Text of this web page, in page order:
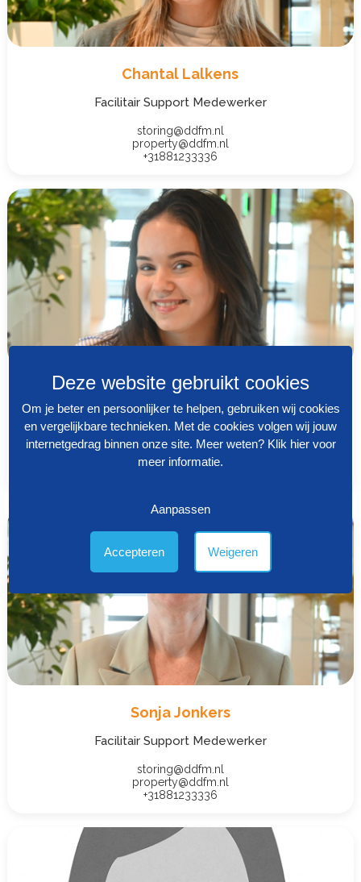
Chantal Lalkens
Facilitair Support Medewerker
storing@ddfm.nl
property@ddfm.nl
+31881233336
Dewi Vijfvinkel
Facilitair Support Medewerker
storing@ddfm.nl
property@ddfm.nl
Sonja Jonkers
Facilitair Support Medewerker
storing@ddfm.nl
property@ddfm.nl
+31881233336
Deze website gebruikt cookies
Om je beter en persoonlijker te helpen, gebruiken wij cookies
en vergelijkbare technieken. Met de cookies volgen wij jouw
internetgedrag binnen onze site. Meer weten? Klik hier voor
meer informatie.
Aanpassen
Accepteren Weigeren